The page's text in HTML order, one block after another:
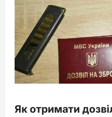
Як отримати